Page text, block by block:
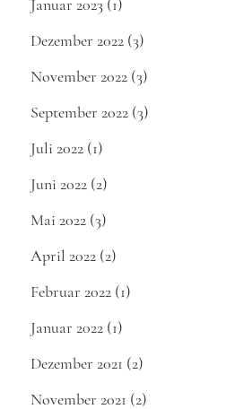
Januar 2023 (1)
Dezember 2022 (3)
November 2022 (3)
September 2022 (3)
Juli 2022 (1)
Juni 2022 (2)
Mai 2022 (3)
April 2022 (2)
Februar 2022 (1)
Januar 2022 (1)
Dezember 2021 (2)
November 2021 (2)